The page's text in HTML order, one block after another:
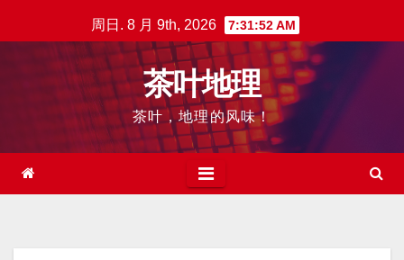
至
周日. 8 月 9th, 2026 7:31:53 AM
茶叶地理
茶叶，地理的风味！